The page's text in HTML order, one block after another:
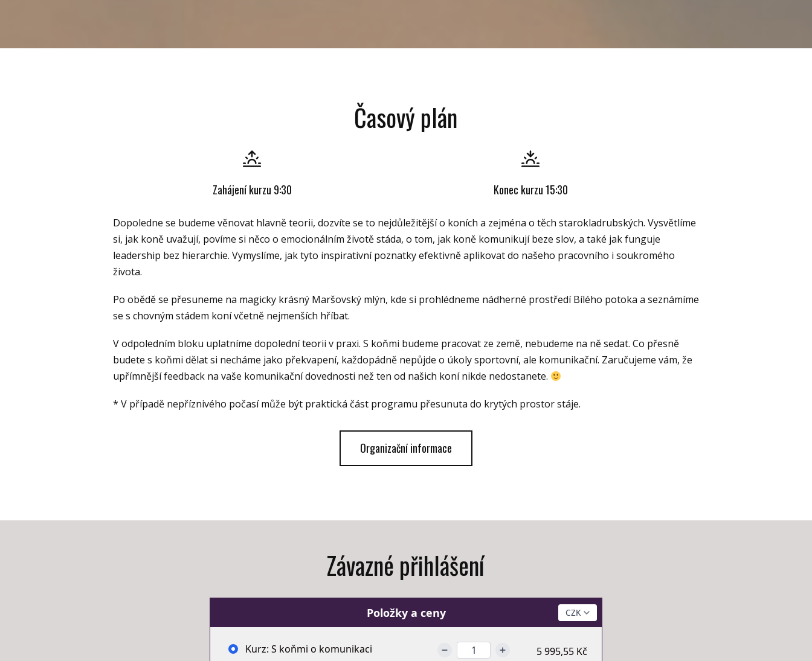
Časový plán
Zahájení kurzu 9:30 Konec kurzu 15:30
Dopoledne se budeme věnovat hlavně teorii, dozvíte se to nejdůležitější o koních a zejména o těch starokladrubských. Vysvětlíme
si, jak koně uvažují, povíme si něco o emocionálním životě stáda, o tom, jak koně komunikují beze slov, a také jak funguje
leadership bez hierarchie. Vymyslíme, jak tyto inspirativní poznatky efektivně aplikovat do našeho pracovního i soukromého
života.
Po obědě se přesuneme na magicky krásný Maršovský mlýn, kde si prohlédneme nádherné prostředí Bílého potoka a seznámíme
se s chovným stádem koní včetně nejmenších hříbat.
V odpoledním bloku uplatníme dopolední teorii v praxi. S koňmi budeme pracovat ze země, nebudeme na ně sedat. Co přesně
budete s koňmi dělat si necháme jako překvapení, každopádně nepůjde o úkoly sportovní, ale komunikační. Zaručujeme vám, že
upřímnější feedback na vaše komunikační dovednosti než ten od našich koní nikde nedostanete.
* V případě nepříznivého počasí může být praktická část programu přesunuta do krytých prostor stáje.
Organizační informace
Závazné přihlášení
Položky a ceny
Kurz: S koňmi o komunikaci 5 995,55 Kč